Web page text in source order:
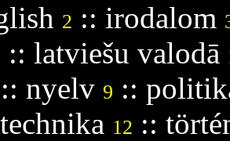
2 :: irodalom
:: latviešu valodā
:: nyelv 9 ::
12 ::